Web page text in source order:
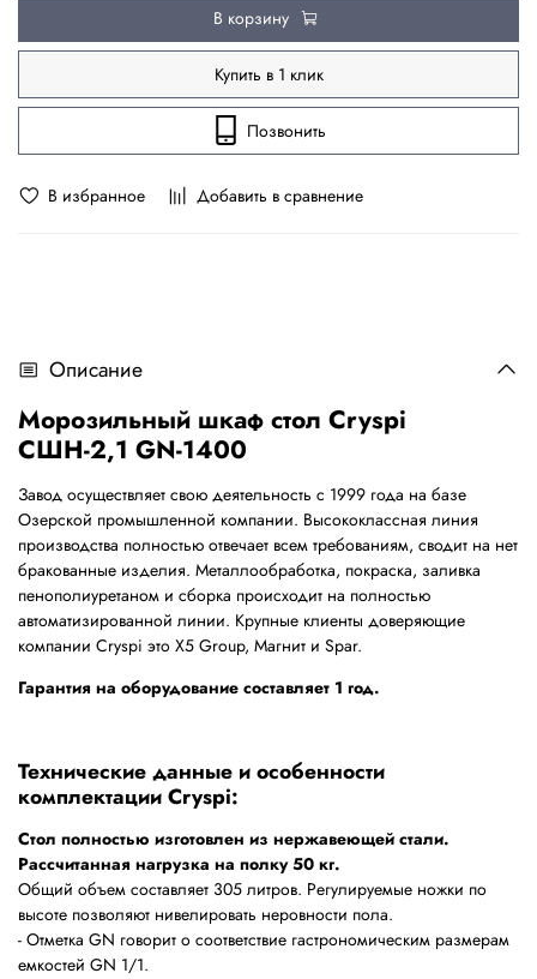
В избранное Добавить в сравнение
В корзину
Купить в 1 клик
Позвонить
Описание
Морозильный шкаф стол Cryspi
СШН-2,1 GN-1400
Завод осуществляет свою деятельность с 1999 года на базе
Озерской промышленной компании. Высококлассная линия
производства полностью отвечает всем требованиям, сводит на нет
бракованные изделия. Металлообработка, покраска, заливка
пенополиуретаном и сборка происходит на полностью
автоматизированной линии. Крупные клиенты доверяющие
компании Cryspi это X5 Group, Магнит и Spar.
Гарантия на оборудование составляет 1 год.
Технические данные и особенности
комплектации Cryspi:
Стол полностью изготовлен из нержавеющей стали.
Рассчитанная нагрузка на полку 50 кг.
Общий объем составляет 305 литров. Регулируемые ножки по
высоте позволяют нивелировать неровности пола.
- Отметка GN говорит о соответствие гастрономическим размерам
емкостей GN 1/1.